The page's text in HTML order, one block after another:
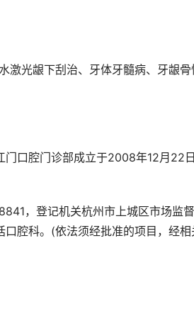
激光龈下刮治、牙体牙髓病、牙龈骨
口腔门诊部成立于2008年12月22日
，登记机关杭州市上城区市场监
腔科。(依法须经批准的项目，经相